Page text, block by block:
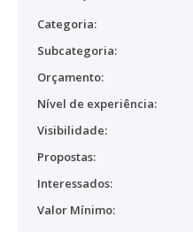
Categoria:
Subcategoria:
Orçamento:
Nível de experiência:
Visibilidade:
Propostas:
Interessados:
Valor Mínimo: